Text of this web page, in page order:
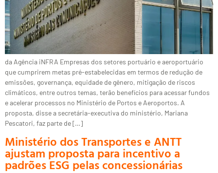
da Agência iNFRA Empresas dos setores portuário e aeroportuário
que cumprirem metas pré-estabelecidas em termos de redução de
emissões, governança, equidade de gênero, mitigação de riscos
climáticos, entre outros temas, terão benefícios para acessar fundos
e acelerar processos no Ministério de Portos e Aeroportos. A
proposta, disse a secretária-executiva do ministério, Mariana
Pescatori, faz parte de […]
Ministério dos Transportes e ANTT
ajustam proposta para incentivo a
padrões ESG pelas concessionárias